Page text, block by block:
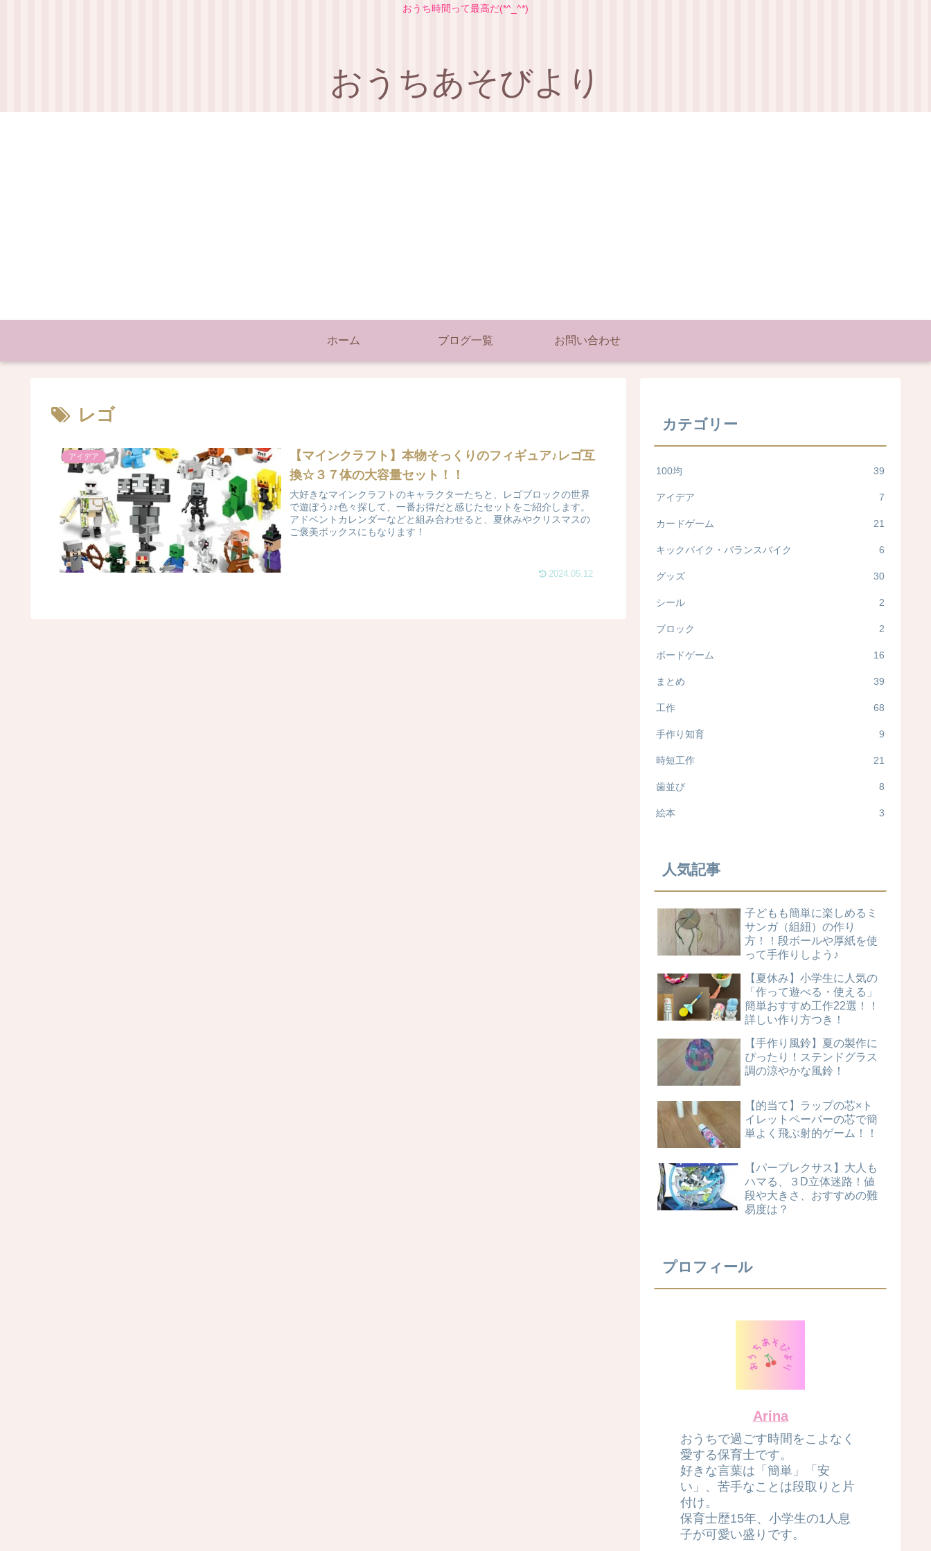
おうち時間って最高だ(*^_^*)
おうちあそびより
ホーム ブログ一覧 お問い合わせ
レゴ
アイデア
【マインクラフト】本物そっくりのフィギュア♪レゴ互
換☆３７体の大容量セット！！
大好きなマインクラフトのキャラクターたちと、レゴブロックの世界
で遊ぼう♪♪色々探して、一番お得だと感じたセットをご紹介します。
アドベントカレンダーなどと組み合わせると、夏休みやクリスマスの
ご褒美ボックスにもなります！
2024.05.12
カテゴリー
100均 39
アイデア 7
カードゲーム 21
キックバイク・バランスバイク 6
グッズ 30
シール 2
ブロック 2
ボードゲーム 16
まとめ 39
工作 68
手作り知育 9
時短工作 21
歯並び 8
絵本 3
人気記事
子どもも簡単に楽しめるミ
サンガ（組紐）の作り
方！！段ボールや厚紙を使
って手作りしよう♪
【夏休み】小学生に人気の
「作って遊べる・使える」
簡単おすすめ工作22選！！
詳しい作り方つき！
【手作り風鈴】夏の製作に
ぴったり！ステンドグラス
調の涼やかな風鈴！
【的当て】ラップの芯×ト
イレットペーパーの芯で簡
単よく飛ぶ射的ゲーム！！
【パープレクサス】大人も
ハマる、３D立体迷路！値
段や大きさ、おすすめの難
易度は？
プロフィール
Arina
おうちで過ごす時間をこよなく
愛する保育士です。
好きな言葉は「簡単」「安
い」、苦手なことは段取りと片
付け。
保育士歴15年、小学生の1人息
子が可愛い盛りです。